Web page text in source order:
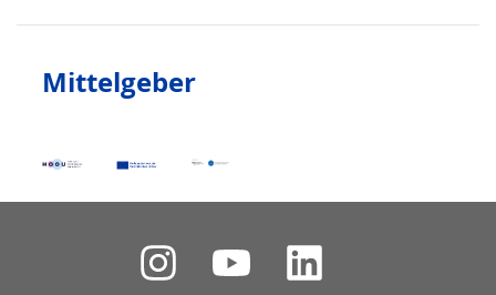
Mittelgeber